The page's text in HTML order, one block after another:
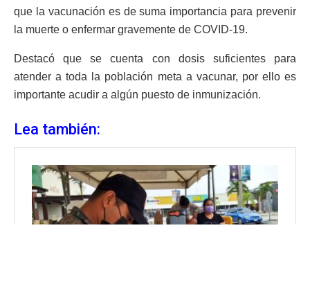
que la vacunación es de suma importancia para prevenir
la muerte o enfermar gravemente de COVID-19.
Destacó que se cuenta con dosis suficientes para
atender a toda la población meta a vacunar, por ello es
importante acudir a algún puesto de inmunización.
Lea también: